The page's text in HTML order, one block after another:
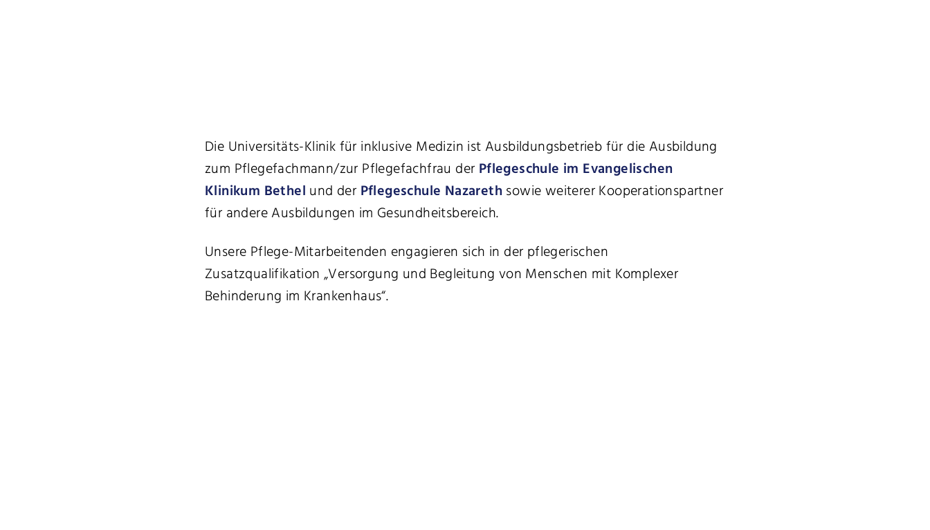
Die Universitäts-Klinik für inklusive Medizin ist Ausbildungsbetrieb für die Ausbildung
zum Pflegefachmann/zur Pflegefachfrau der Pflegeschule im Evangelischen
Klinikum Bethel und der Pflegeschule Nazareth sowie weiterer Kooperationspartner
für andere Ausbildungen im Gesundheitsbereich.
Unsere Pflege-Mitarbeitenden engagieren sich in der pflegerischen
Zusatzqualifikation „Versorgung und Begleitung von Menschen mit Komplexer
Behinderung im Krankenhaus“.